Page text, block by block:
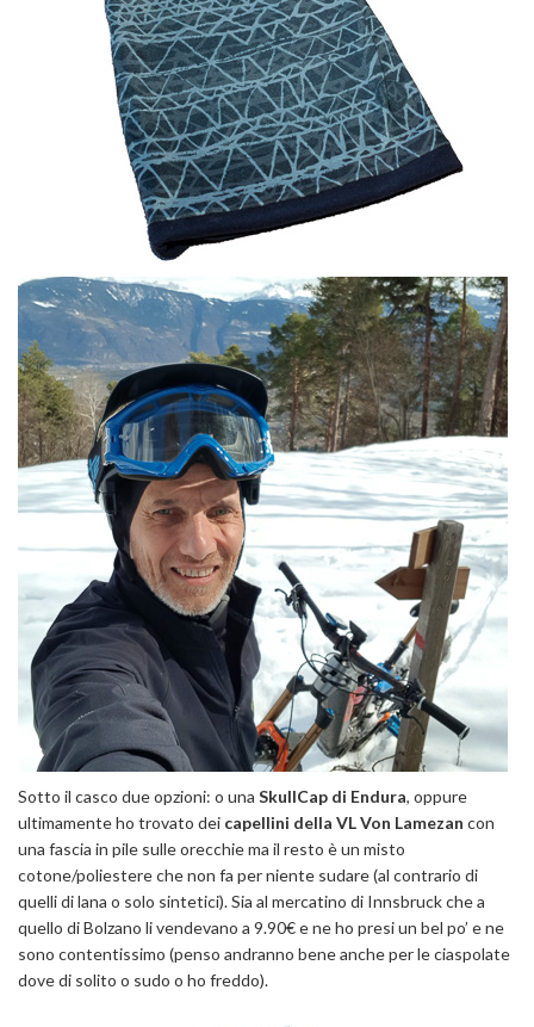
Sotto il casco due opzioni: o una SkullCap di Endura, oppure
ultimamente ho trovato dei capellini della VL Von Lamezan con
una fascia in pile sulle orecchie ma il resto è un misto
cotone/poliestere che non fa per niente sudare (al contrario di
quelli di lana o solo sintetici). Sia al mercatino di Innsbruck che a
quello di Bolzano li vendevano a 9.90€ e ne ho presi un bel po’ e ne
sono contentissimo (penso andranno bene anche per le ciaspolate
dove di solito o sudo o ho freddo).